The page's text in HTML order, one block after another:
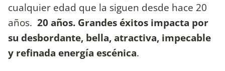
cualquier edad que la siguen desde hace 20
años. 20 años. Grandes éxitos impacta por
su desbordante, bella, atractiva, impecable
y refinada energía escénica.